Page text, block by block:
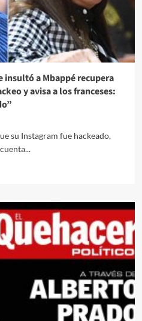
insultó a Mbappé recupera
y avisa a los franceses:
su Instagram fue hackeado,